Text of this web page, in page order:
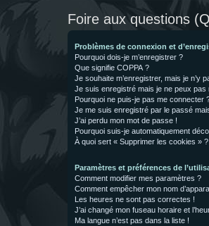
Foire aux questions
Problèmes de connexion et
Pourquoi dois-je m’enregistrer ?
Que signifie COPPA ?
Je souhaite m’enregistrer, mais je n’y
Je suis enregistré mais je ne peux pas
Pourquoi ne puis-je pas me connecter
Je me suis enregistré par le passé
J’ai perdu mon mot de passe !
Pourquoi suis-je automatiquement
À quoi sert « Supprimer les cookies » ?
Paramètres et préférences de
Comment modifier mes paramètres ?
Comment empêcher mon nom
Les heures ne sont pas correctes !
J’ai changé mon fuseau horaire et
Ma langue n’est pas dans la liste !